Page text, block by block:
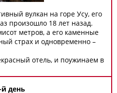
вулкан на горе Усу, его
произошло 18 лет назад.
метров, а его каменные
страх и одновременно –
отель, и поужинаем в
й день